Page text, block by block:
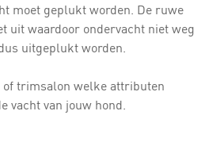
moet geplukt worden. De ruwe
uit waardoor ondervacht niet weg
uitgeplukt worden.
of trimsalon welke attributen
vacht van jouw hond.